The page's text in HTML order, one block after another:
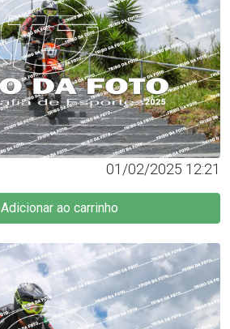
01/02/2025 12:21
Adicionar ao carrinho